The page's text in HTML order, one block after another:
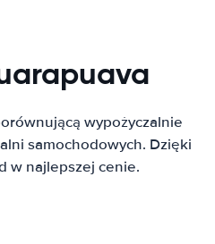
wypożyczalnie
samochodowych. Dzięki
w najlepszej cenie.